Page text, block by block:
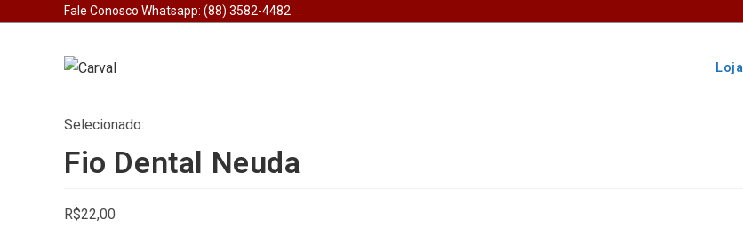
Fale Conosco Whatsapp: (88) 3582-4482
Loja
Selecionado:
Fio Dental Neuda
R$22,00